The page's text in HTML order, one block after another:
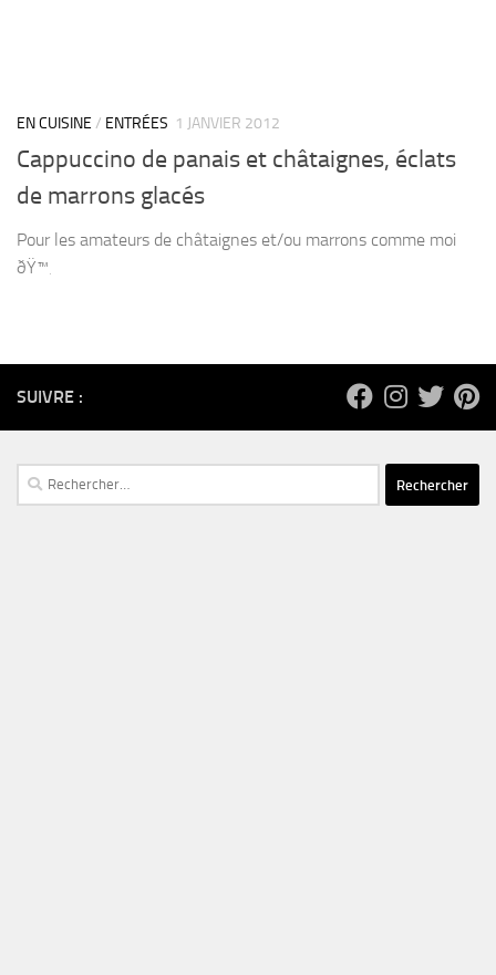
EN CUISINE / ENTRÉES 1 JANVIER 2012
Cappuccino de panais et châtaignes, éclats
de marrons glacés
Pour les amateurs de châtaignes et/ou marrons comme moi
ðŸ™‚
SUIVRE :
Rechercher :